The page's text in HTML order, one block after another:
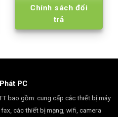
Chính sách đổi
trả
PC
bao gồm: cung cấp các thiết bị máy
các thiết bị mạng, wifi, camera